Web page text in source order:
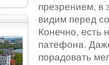
презрением, в
видим перед
Конечно, есть
патефона.
порадовать